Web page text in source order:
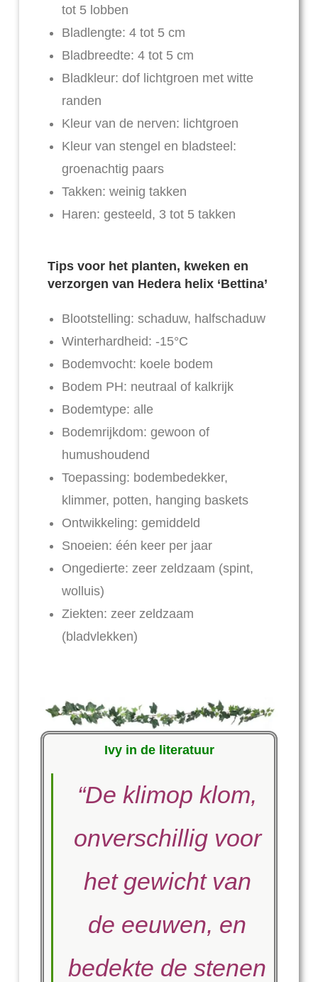
tot 5 lobben
Bladlengte: 4 tot 5 cm
Bladbreedte: 4 tot 5 cm
Bladkleur: dof lichtgroen met witte
randen
Kleur van de nerven: lichtgroen
Kleur van stengel en bladsteel:
groenachtig paars
Takken: weinig takken
Haren: gesteeld, 3 tot 5 takken
Tips voor het planten, kweken en
verzorgen van Hedera helix ‘Bettina’
Blootstelling: schaduw, halfschaduw
Winterhardheid: -15°C
Bodemvocht: koele bodem
Bodem PH: neutraal of kalkrijk
Bodemtype: alle
Bodemrijkdom: gewoon of
humushoudend
Toepassing: bodembedekker,
klimmer, potten, hanging baskets
Ontwikkeling: gemiddeld
Snoeien: één keer per jaar
Ongedierte: zeer zeldzaam (spint,
wolluis)
Ziekten: zeer zeldzaam
(bladvlekken)
Ivy in de literatuur
“De klimop klom,
onverschillig voor
het gewicht van
de eeuwen, en
bedekte de stenen